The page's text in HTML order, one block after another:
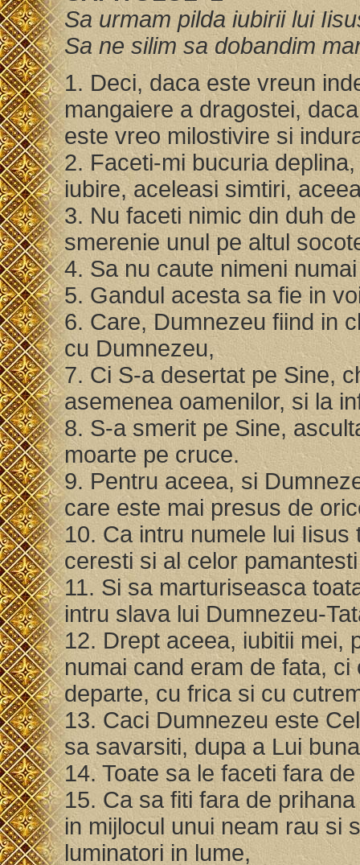
Sa urmam pilda iubirii lui
Sa ne silim sa dobandim
1. Deci, daca este vreun
mangaiere a dragostei,
este vreo milostivire si
2. Faceti-mi bucuria
iubire, aceleasi simtiri,
3. Nu faceti nimic din duh
smerenie unul pe altul
4. Sa nu caute nimeni
5. Gandul acesta sa fie in
6. Care, Dumnezeu fiind in
cu Dumnezeu,
7. Ci S-a desertat pe Sine,
asemenea oamenilor, si la
8. S-a smerit pe Sine,
moarte pe cruce.
9. Pentru aceea, si
care este mai presus de
10. Ca intru numele lui
ceresti si al celor
11. Si sa marturiseasca
intru slava lui Dumnezeu-
12. Drept aceea, iubitii mei,
numai cand eram de fata,
departe, cu frica si cu
13. Caci Dumnezeu este
sa savarsiti, dupa a Lui
14. Toate sa le faceti fara
15. Ca sa fiti fara de
in mijlocul unui neam rau si
luminatori in lume,